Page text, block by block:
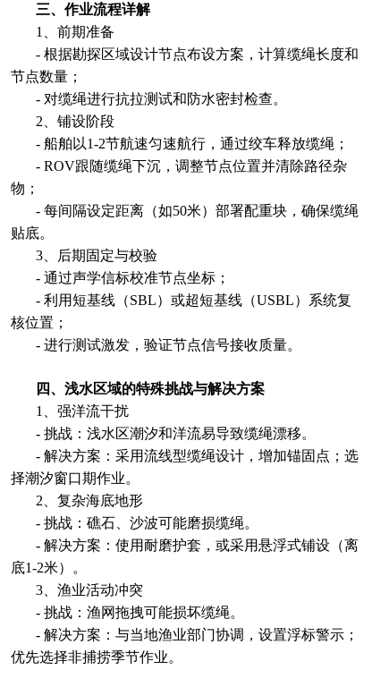
三、作业流程详解
1、前期准备
- 根据勘探区域设计节点布设方案，计算缆绳长度和
节点数量；
- 对缆绳进行抗拉测试和防水密封检查。
2、铺设阶段
- 船舶以1-2节航速匀速航行，通过绞车释放缆绳；
- ROV跟随缆绳下沉，调整节点位置并清除路径杂
物；
- 每间隔设定距离（如50米）部署配重块，确保缆绳
贴底。
3、后期固定与校验
- 通过声学信标校准节点坐标；
- 利用短基线（SBL）或超短基线（USBL）系统复
核位置；
- 进行测试激发，验证节点信号接收质量。
四、浅水区域的特殊挑战与解决方案
1、强洋流干扰
- 挑战：浅水区潮汐和洋流易导致缆绳漂移。
- 解决方案：采用流线型缆绳设计，增加锚固点；选
择潮汐窗口期作业。
2、复杂海底地形
- 挑战：礁石、沙波可能磨损缆绳。
- 解决方案：使用耐磨护套，或采用悬浮式铺设（离
底1-2米）。
3、渔业活动冲突
- 挑战：渔网拖拽可能损坏缆绳。
- 解决方案：与当地渔业部门协调，设置浮标警示；
优先选择非捕捞季节作业。